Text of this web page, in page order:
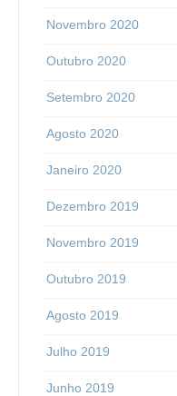
Novembro 2020
Outubro 2020
Setembro 2020
Agosto 2020
Janeiro 2020
Dezembro 2019
Novembro 2019
Outubro 2019
Agosto 2019
Julho 2019
Junho 2019